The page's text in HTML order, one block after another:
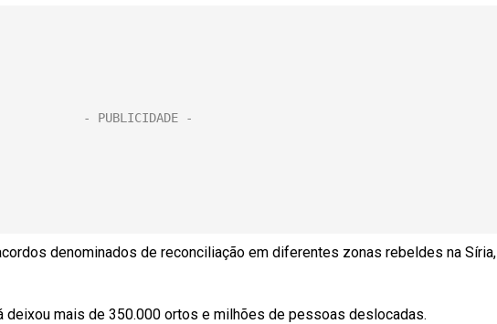
denominados de reconciliação em diferentes zonas rebeldes na Síria,
deixou mais de 350.000 ortos e milhões de pessoas deslocadas.